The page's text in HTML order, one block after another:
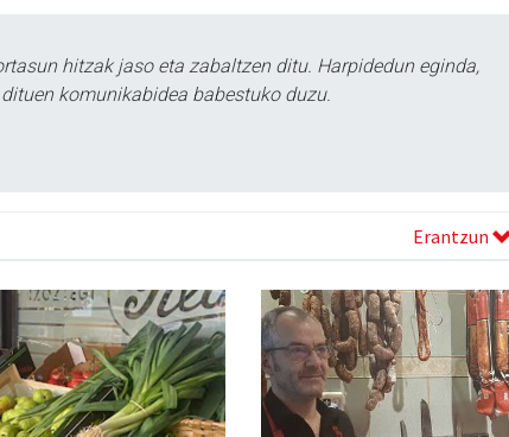
hitzak jaso eta zabaltzen ditu. Harpidedun eginda,
komunikabidea babestuko duzu.
Erantzun